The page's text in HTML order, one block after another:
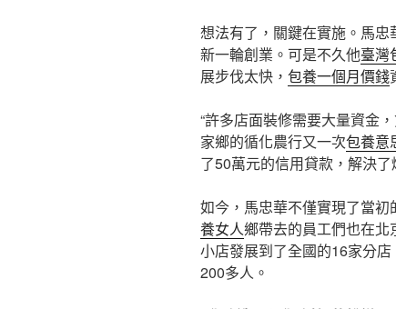
想法有了，關鍵在實施。馬忠
新一輪創業。可是不久他臺灣
展步伐太快， 包養一個月價錢
“許多店面裝修需要大量資金
家鄉的循化農行又一次包養意
了50萬元的信用貸款，解決了
如今，馬忠華不僅實現了當初
養女人鄉帶去的員工們也在
小店發展到了全國的16家分
200多人。